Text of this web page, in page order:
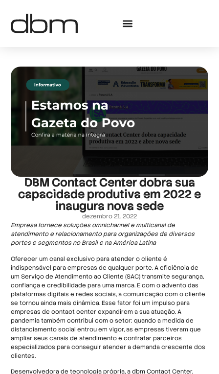
DBM Contact Center dobra sua
capacidade produtiva em 2022 e
inaugura nova sede
dezembro 21, 2022
Empresa fornece soluções omnichannel e multicanal de
atendimento e relacionamento para organizações de diversos
portes e segmentos no Brasil e na América Latina
Oferecer um canal exclusivo para atender o cliente é
indispensável para empresas de qualquer porte. A eficiência de
um Serviço de Atendimento ao Cliente (SAC) transmite segurança,
confiança e credibilidade para uma marca. E com o advento das
plataformas digitais e redes sociais, a comunicação com o cliente
se tornou ainda mais dinâmica. Esse fator foi um impulso para
empresas de contact center expandirem a sua atuação. A
pandemia também contribui com o setor: quando a medida de
distanciamento social entrou em vigor, as empresas tiveram que
ampliar seus canais de atendimento e contratar parceiros
especializados para conseguir atender a demanda crescente dos
clientes.
Desenvolvedora de tecnologia própria, a dbm Contact Center,